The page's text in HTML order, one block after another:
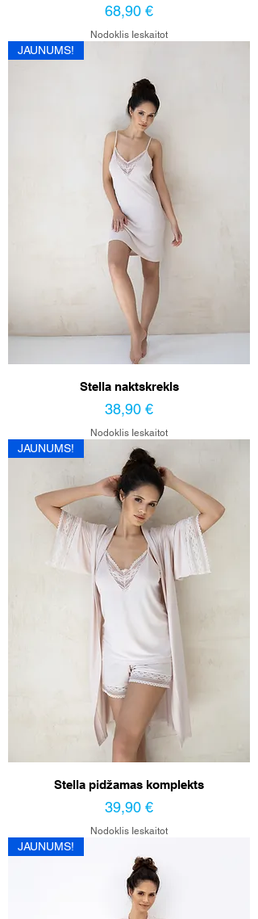
Cena
68,90 €
Nodoklis Ieskaitot
JAUNUMS!
Stella naktskrekls
Cena
38,90 €
Nodoklis Ieskaitot
JAUNUMS!
Stella pidžamas komplekts
Cena
39,90 €
Nodoklis Ieskaitot
JAUNUMS!